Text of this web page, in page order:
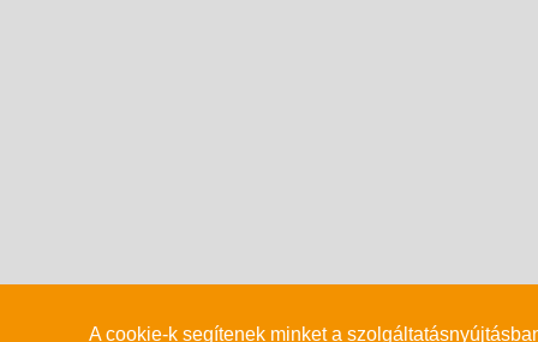
A cookie-k segítenek minket a